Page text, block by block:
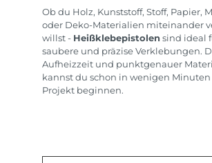
Ob du Holz, Kunststoff, Stoff, Papier,
oder Deko-Materialien miteinander
willst - Heißklebepistolen sind ideal
saubere und präzise Verklebungen.
Aufheizzeit und punktgenauer
kannst du schon in wenigen
Projekt beginnen.